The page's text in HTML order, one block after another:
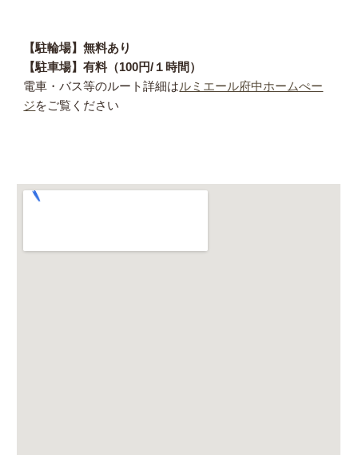
【駐輪場】無料あり
【駐車場】有料（100円/１時間）
電車・バス等のルート詳細はルミエール府中ホームぺー
ジをご覧ください